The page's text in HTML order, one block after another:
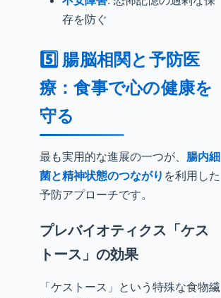
存を防ぐ
5️⃣ 腸脳相関と予防医
療：食事で心の健康を
守る
最も実用的な進展の一つが、 腸内細
菌と精神状態のつながり を利用した
予防アプローチです。
プレバイオティクス「ケス
トース」の効果
「ケストース」という特殊な食物繊